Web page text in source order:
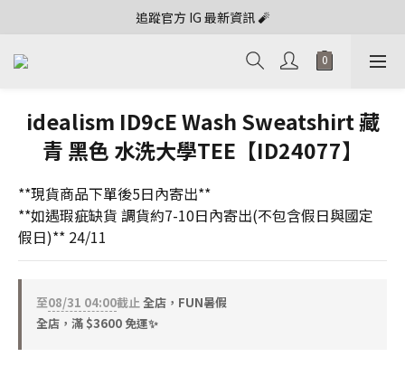
追蹤官方 IG 最新資訊 🧨
idealism ID9cE Wash Sweatshirt 藏
青 黑色 水洗大學TEE【ID24077】
**現貨商品下單後5日內寄出**
**如遇瑕疵缺貨 調貨約7-10日內寄出(不包含假日與國定
假日)** 24/11
至08/31 04:00截止全店，FUN暑假
全店，滿 $3600 免運✨